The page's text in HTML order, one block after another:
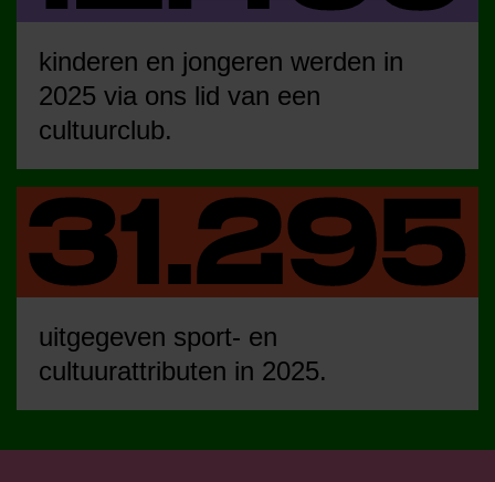
kinderen en jongeren werden in
2025 via ons lid van een
cultuurclub.
uitgegeven sport- en
cultuurattributen in 2025.